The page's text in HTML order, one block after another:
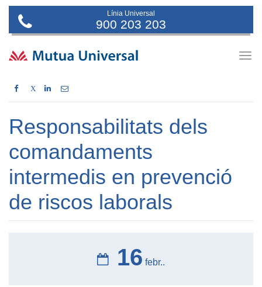
Línia Universal
900 203 203
X
Responsabilitats dels
comandaments
intermedis en prevenció
de riscos laborals
16 febr..